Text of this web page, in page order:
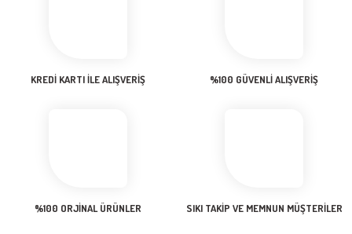
Ürün fiyatı diğer sitelerden daha pahalı.
KREDİ KARTI İLE ALIŞVERİŞ %100 GÜVENLİ ALIŞVERİŞ
%100 ORJİNAL ÜRÜNLER SIKI TAKİP VE MEMNUN MÜŞTERİLER